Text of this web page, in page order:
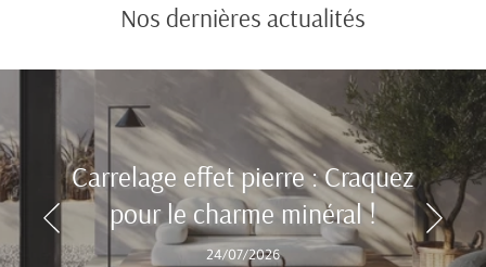
Nos dernières actualités
Carrelage effet pierre : Craquez
pour le charme minéral !
24/07/2026